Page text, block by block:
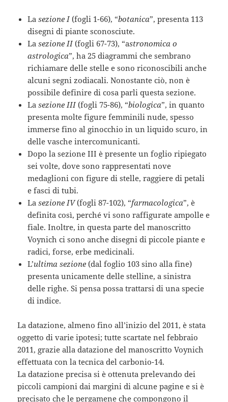
Lasezione I(fogli 1-66), “botanica”, presenta 113
disegni di piante sconosciute.
Lasezione II(fogli 67-73), “astronomica o
astrologica”, ha 25 diagrammi che sembrano
richiamare delle stelle e sono riconoscibili anche
alcuni segni zodiacali. Nonostante ciò, non è
possibile definire di cosa parli questa sezione.
Lasezione III(fogli 75-86), “biologica”, in quanto
presenta molte figure femminili nude, spesso
immerse fino al ginocchio in un liquido scuro, in
delle vasche intercomunicanti.
Dopo la sezione III è presente un foglio ripiegato
sei volte, dove sono rappresentati nove
medaglioni con figure di stelle, raggiere di petali
e fasci di tubi.
Lasezione IV(fogli 87-102), “farmacologica”, è
definita così, perché vi sono raffigurate ampolle e
fiale. Inoltre, in questa parte del manoscritto
Voynich ci sono anche disegni di piccole piante e
radici, forse, erbe medicinali.
L’ultima sezione (dal foglio 103 sino alla fine)
presenta unicamente delle stelline, a sinistra
delle righe. Si pensa possa trattarsi di una specie
di indice.
La datazione, almeno fino all’inizio del 2011, è stata
oggetto di varie ipotesi; tutte scartate nel febbraio
2011, grazie alla datazione del manoscritto Voynich
effettuata con la tecnica del carbonio-14.
La datazione precisa si è ottenuta prelevando dei
piccoli campioni dai margini di alcune pagine e si è
precisato che le pergamene che compongono il